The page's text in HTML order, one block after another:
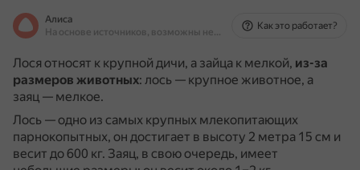
Алиса
На основе источников, возможны неточности
Как это работает?
Лося относят к крупной дичи, а зайца к мелкой, из-за
размеров животных: лось — крупное животное, а
заяц — мелкое.
Лось — одно из самых крупных млекопитающих
парнокопытных, он достигает в высоту 2 метра 15 см и
весит до 600 кг. Заяц, в свою очередь, имеет